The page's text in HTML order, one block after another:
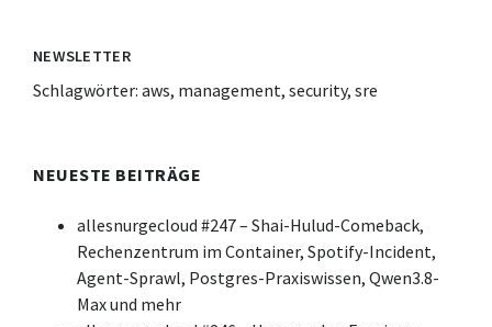
NEWSLETTER
Schlagwörter: aws, management, security, sre
NEUESTE BEITRÄGE
allesnurgecloud #247 – Shai-Hulud-Comeback,
Rechenzentrum im Container, Spotify-Incident,
Agent-Sprawl, Postgres-Praxiswissen, Qwen3.8-
Max und mehr